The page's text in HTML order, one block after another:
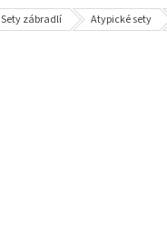
Sety zábradlí Atypické sety